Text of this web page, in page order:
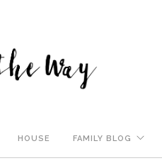
HOUSE FAMILY BLOG